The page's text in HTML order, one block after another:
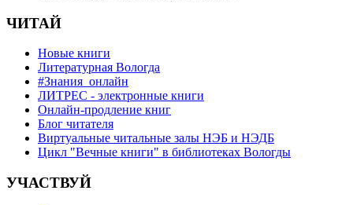
ЧИТАЙ
Новые книги
Литературная Вологда
#Знания_онлайн
ЛИТРЕС - электронные книги
Онлайн-продление книг
Блог читателя
Виртуальные читальные залы НЭБ и НЭДБ
Цикл "Вечные книги" в библиотеках Вологды
УЧАСТВУЙ